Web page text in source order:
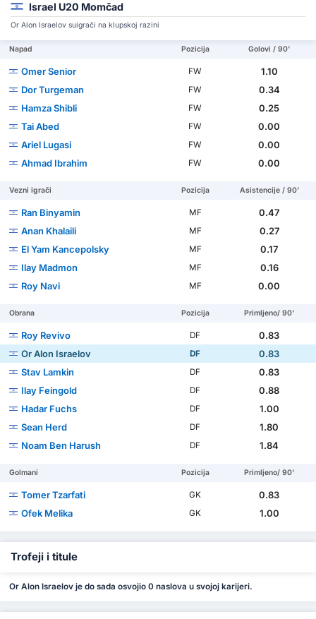
Israel U20 Momčad
Or Alon Israelov suigrači na klupskoj razini
Napad Pozicija Golovi / 90'
Omer Senior FW
1.10
Dor Turgeman
FW
0.34
Hamza Shibli
FW
0.25
Tai Abed
FW
0.00
Ariel Lugasi
FW
0.00
Ahmad Ibrahim
FW 0.00
Vezni igrači Pozicija Asistencije / 90'
Ran Binyamin MF
0.47
Anan Khalaili
MF
0.27
El Yam Kancepolsky
MF
0.17
Ilay Madmon
MF
0.16
Roy Navi
MF 0.00
Obrana Pozicija Primljeno/ 90'
Roy Revivo DF
0.83
Or Alon Israelov
DF
0.83
Stav Lamkin
DF
0.83
Ilay Feingold
DF
0.88
Hadar Fuchs
DF
1.00
Sean Herd
DF
1.80
Noam Ben Harush
DF 1.84
Golmani Pozicija Primljeno/ 90'
Tomer Tzarfati GK
0.83
Ofek Melika
GK 1.00
Trofeji i titule
Or Alon Israelov je do sada osvojio 0 naslova u svojoj karijeri.